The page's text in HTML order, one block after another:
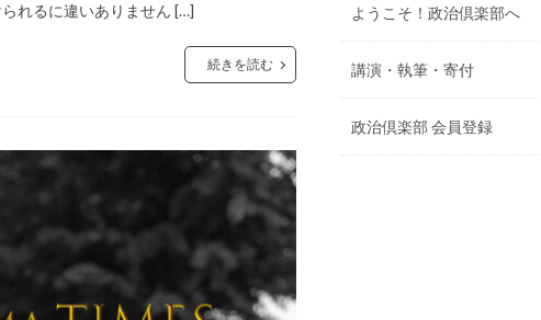
れるに違いありません […]
続きを読む
ようこそ！政治倶楽部へ
講演・執筆・寄付
政治倶楽部 会員登録